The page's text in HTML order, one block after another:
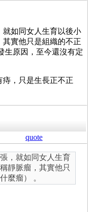
如同女人生育以後小
實他只是組織的不正
生原因，至今還沒有定
，只是生長正不正
quote
，就如同女人生育
靜脈瘤，其實他只
麼瘤） 。